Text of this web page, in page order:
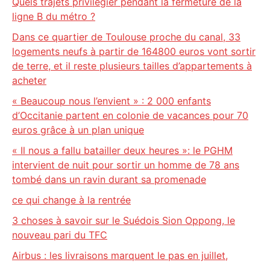
ligne B du métro ?
Dans ce quartier de Toulouse proche du canal, 33
logements neufs à partir de 164800 euros vont sortir
de terre, et il reste plusieurs tailles d’appartements à
acheter
« Beaucoup nous l’envient » : 2 000 enfants
d’Occitanie partent en colonie de vacances pour 70
euros grâce à un plan unique
« Il nous a fallu batailler deux heures »: le PGHM
intervient de nuit pour sortir un homme de 78 ans
tombé dans un ravin durant sa promenade
ce qui change à la rentrée
3 choses à savoir sur le Suédois Sion Oppong, le
nouveau pari du TFC
Airbus : les livraisons marquent le pas en juillet,